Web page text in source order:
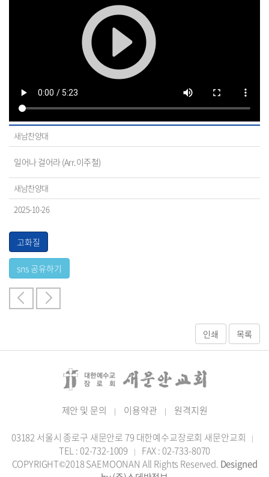
새남찬양대
일어나 걸어라 (Arr.이주철)
새남찬양대
2025-10-26
제안 및 문의 | 이용약관 | 원격지원
03182 서울시 종로구 새문안로 79 대한예수교장로회 새문안교회 |
TEL : 02-732-1009 |
FAX : 02-733-8070
COPYRIGHT©2018 SAEMOONAN All Rights Reserved. Designed